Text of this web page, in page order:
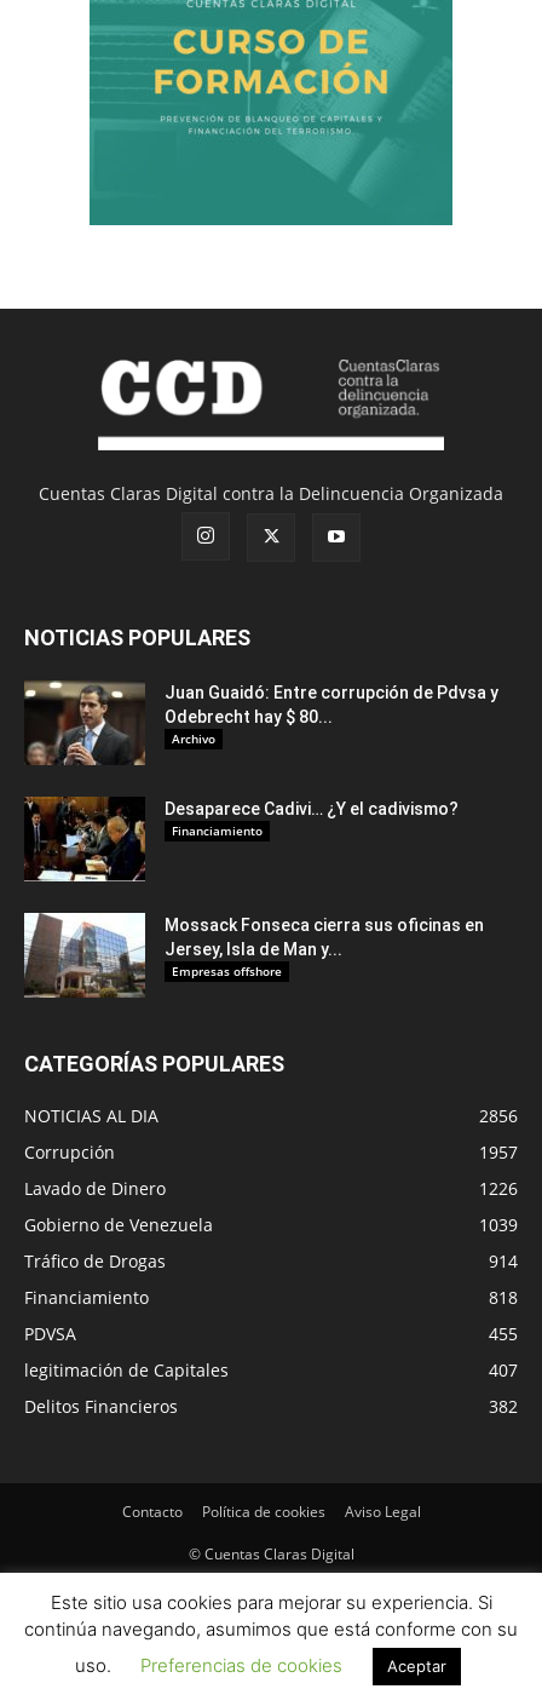
Cuentas Claras Digital contra la Delincuencia Organizada
NOTICIAS POPULARES
Juan Guaidó: Entre corrupción de Pdvsa y
Odebrecht hay $ 80...
Archivo
Desaparece Cadivi… ¿Y el cadivismo?
Financiamiento
Mossack Fonseca cierra sus oficinas en
Jersey, Isla de Man y...
Empresas offshore
CATEGORÍAS POPULARES
NOTICIAS AL DIA
2856
Corrupción
1957
Lavado de Dinero
1226
Gobierno de Venezuela
1039
Tráfico de Drogas
914
Financiamiento
818
PDVSA
455
legitimación de Capitales
407
Delitos Financieros
382
Contacto Política de cookies Aviso Legal
© Cuentas Claras Digital
Este sitio usa cookies para mejorar su experiencia. Si
continúa navegando, asumimos que está conforme con su
uso.
Preferencias de cookies Aceptar